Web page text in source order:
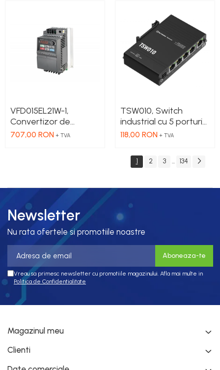
VFD015EL21W-1,
Convertizor de
frecventa, putere 1.5
707,00 RON + TVA
TSW010, Switch
industrial cu 5 porturi
Ethernet100 Mbps,
118,00 RON + TVA
1 2 3 ... 134
Newsletter
Nu rata ofertele si promotiile noastre
Vreau sa primesc newsletter cu promotiile magazinului. Afla mai multe in
Politica de Confidentialitate
Magazinul meu
Clienti